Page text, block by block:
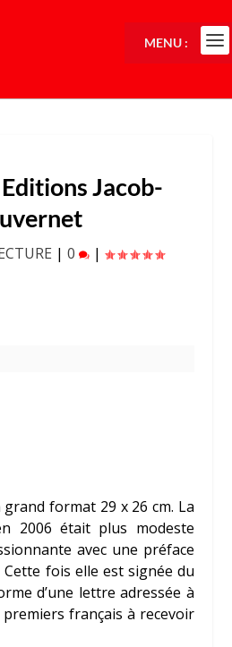
Jacob-
| 0 |
format 29 x 26 cm. La
2006 était plus modeste
avec une préface
Cette fois elle est signée du
d’une lettre adressée à
français à recevoir
MENU :